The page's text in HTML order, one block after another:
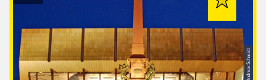
© Andreas Schmidt